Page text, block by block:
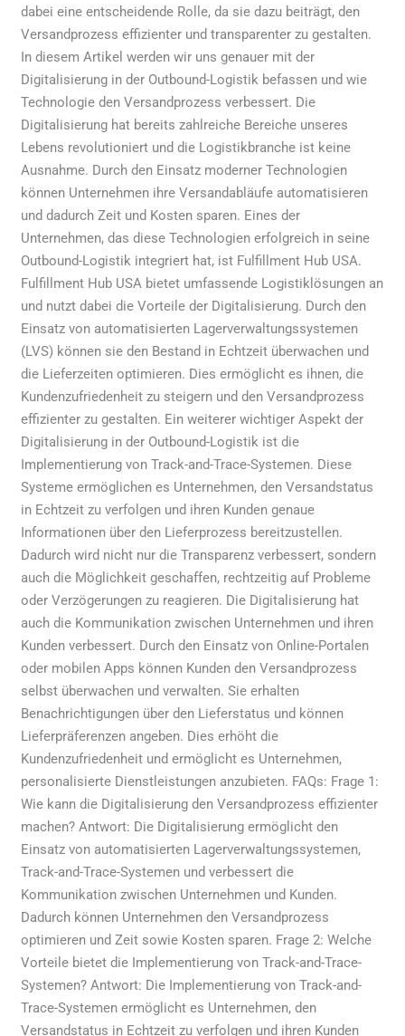
dabei eine entscheidende Rolle, da sie dazu beiträgt, den
Versandprozess effizienter und transparenter zu gestalten.
In diesem Artikel werden wir uns genauer mit der
Digitalisierung in der Outbound-Logistik befassen und wie
Technologie den Versandprozess verbessert. Die
Digitalisierung hat bereits zahlreiche Bereiche unseres
Lebens revolutioniert und die Logistikbranche ist keine
Ausnahme. Durch den Einsatz moderner Technologien
können Unternehmen ihre Versandabläufe automatisieren
und dadurch Zeit und Kosten sparen. Eines der
Unternehmen, das diese Technologien erfolgreich in seine
Outbound-Logistik integriert hat, ist Fulfillment Hub USA.
Fulfillment Hub USA bietet umfassende Logistiklösungen an
und nutzt dabei die Vorteile der Digitalisierung. Durch den
Einsatz von automatisierten Lagerverwaltungssystemen
(LVS) können sie den Bestand in Echtzeit überwachen und
die Lieferzeiten optimieren. Dies ermöglicht es ihnen, die
Kundenzufriedenheit zu steigern und den Versandprozess
effizienter zu gestalten. Ein weiterer wichtiger Aspekt der
Digitalisierung in der Outbound-Logistik ist die
Implementierung von Track-and-Trace-Systemen. Diese
Systeme ermöglichen es Unternehmen, den Versandstatus
in Echtzeit zu verfolgen und ihren Kunden genaue
Informationen über den Lieferprozess bereitzustellen.
Dadurch wird nicht nur die Transparenz verbessert, sondern
auch die Möglichkeit geschaffen, rechtzeitig auf Probleme
oder Verzögerungen zu reagieren. Die Digitalisierung hat
auch die Kommunikation zwischen Unternehmen und ihren
Kunden verbessert. Durch den Einsatz von Online-Portalen
oder mobilen Apps können Kunden den Versandprozess
selbst überwachen und verwalten. Sie erhalten
Benachrichtigungen über den Lieferstatus und können
Lieferpräferenzen angeben. Dies erhöht die
Kundenzufriedenheit und ermöglicht es Unternehmen,
personalisierte Dienstleistungen anzubieten. FAQs: Frage 1:
Wie kann die Digitalisierung den Versandprozess effizienter
machen? Antwort: Die Digitalisierung ermöglicht den
Einsatz von automatisierten Lagerverwaltungssystemen,
Track-and-Trace-Systemen und verbessert die
Kommunikation zwischen Unternehmen und Kunden.
Dadurch können Unternehmen den Versandprozess
optimieren und Zeit sowie Kosten sparen. Frage 2: Welche
Vorteile bietet die Implementierung von Track-and-Trace-
Systemen? Antwort: Die Implementierung von Track-and-
Trace-Systemen ermöglicht es Unternehmen, den
Versandstatus in Echtzeit zu verfolgen und ihren Kunden